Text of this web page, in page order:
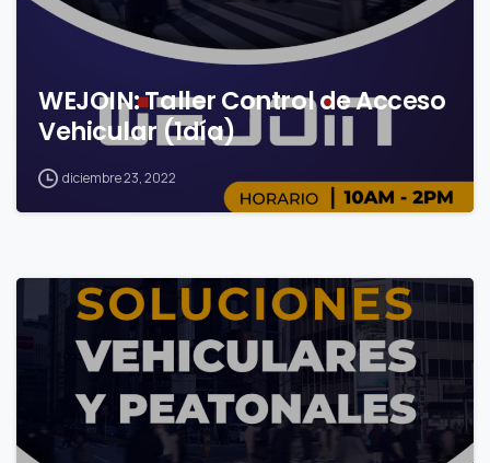
WEJOIN: Taller Control de Acceso
Vehicular (1día)
diciembre 23, 2022